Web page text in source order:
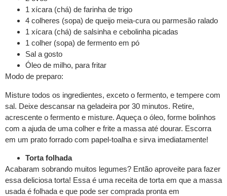
1 xícara (chá) de farinha de trigo
4 colheres (sopa) de queijo meia-cura ou parmesão ralado
1 xícara (chá) de salsinha e cebolinha picadas
1 colher (sopa) de fermento em pó
Sal a gosto
Óleo de milho, para fritar
Modo de preparo:
Misture todos os ingredientes, exceto o fermento, e tempere com
sal. Deixe descansar na geladeira por 30 minutos. Retire,
acrescente o fermento e misture. Aqueça o óleo, forme bolinhos
com a ajuda de uma colher e frite a massa até dourar. Escorra
em um prato forrado com papel-toalha e sirva imediatamente!
Torta folhada
Acabaram sobrando muitos legumes? Então aproveite para fazer
essa deliciosa torta! Essa é uma receita de torta em que a massa
usada é folhada e que pode ser comprada pronta em